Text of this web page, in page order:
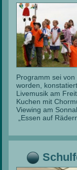
Programm sei
worden,
Livemusik am
Kuchen mit
Viewing am
„Essen auf